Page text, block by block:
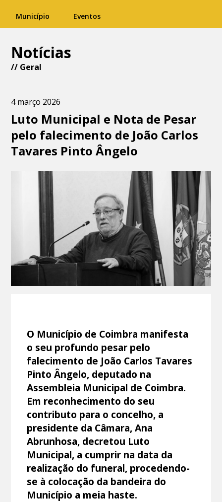
Município Eventos
Notícias
// Geral
4 março 2026
Luto Municipal e Nota de Pesar
pelo falecimento de João Carlos
Tavares Pinto Ângelo
O Município de Coimbra manifesta
o seu profundo pesar pelo
falecimento de João Carlos Tavares
Pinto Ângelo, deputado na
Assembleia Municipal de Coimbra.
Em reconhecimento do seu
contributo para o concelho, a
presidente da Câmara, Ana
Abrunhosa, decretou Luto
Municipal, a cumprir na data da
realização do funeral, procedendo-
se à colocação da bandeira do
Município a meia haste.